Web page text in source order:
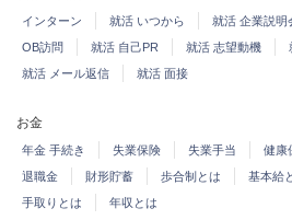
インターン 就活 いつから 就活 企業説明
OB訪問
就活 自己PR 就活 志望動機
就活 メール返信
就活 面接
お金
年金 手続き 失業保険 失業手当 健康
退職金
財形貯蓄 歩合制とは 基本給
手取りとは
年収とは